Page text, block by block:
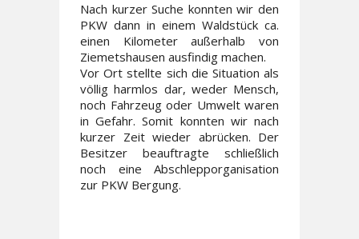
Nach kurzer Suche konnten wir den
PKW dann in einem Waldstück ca.
einen Kilometer außerhalb von
Ziemetshausen ausfindig machen.
Vor Ort stellte sich die Situation als
völlig harmlos dar, weder Mensch,
noch Fahrzeug oder Umwelt waren
in Gefahr. Somit konnten wir nach
kurzer Zeit wieder abrücken. Der
Besitzer beauftragte schließlich
noch eine Abschlepporganisation
zur PKW Bergung.